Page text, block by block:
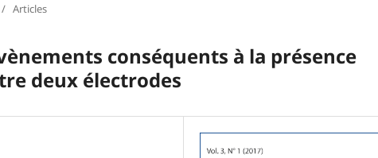
/ Articles
conséquents à la présence
deux électrodes